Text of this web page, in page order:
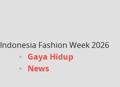
Indonesia Fashion Week 2026
Gaya Hidup
News